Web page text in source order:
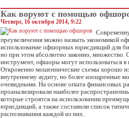
Как воруют с помощью
Четверг, 16 октября 2014, 9:22
преувеличения можно назвать экономикой
использование офшорных юрисдикций для
но при этом абсолютно законно, множество.
инструмент, офшоры могут использоваться
Откровенно мошеннические схемы хорошо
внутреннему аудиту, но более изощренные
очевидными. На основе опыта финансовых
проанализировали наиболее
которые строятся на использовании
юрисдикций, а также составили список
распознавания каждой из них.